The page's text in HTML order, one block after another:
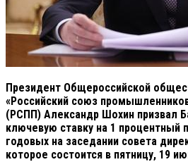
Президент Общероссийской
«Российский союз
(РСПП) Александр Шохин призвал
ключевую ставку на 1 процентный
годовых на заседании совета
которое состоится в пятницу, 19